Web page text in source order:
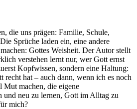
die uns prägen: Familie, Schule,
Sprüche laden ein, eine andere
Gottes Weisheit. Der Autor stellt
verstehen lernt nur, wer Gott ernst
Kopfwissen, sondern eine Haltung:
recht hat – auch dann, wenn ich es noch
machen, die eigene
und neu zu lernen, Gott im Alltag zu
mich?